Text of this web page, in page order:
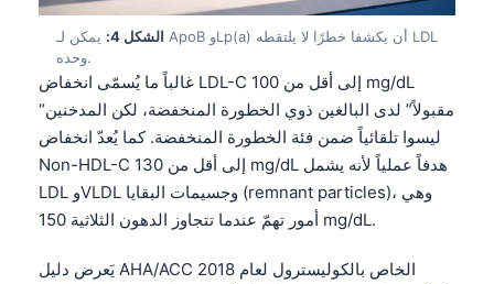
الشكل 4:
يمكن لـ ApoB وLp(a) أن يكشفا خطرًا لا يلتقطه LDL
وحده.
غالباً ما يُسمّى انخفاض LDL-C إلى أقل من 100 mg/dL
“مقبولاً” لدى البالغين ذوي الخطورة المنخفضة، لكن المدخنين
ليسوا تلقائياً ضمن فئة الخطورة المنخفضة. كما يُعدّ انخفاض
Non-HDL-C إلى أقل من 130 mg/dL هدفاً عملياً لأنه يشمل
LDL وVLDL وجسيمات البقايا (remnant particles)، وهي
أمور تهمّ عندما تتجاوز الدهون الثلاثية 150 mg/dL.
يَعرض دليل AHA/ACC الخاص بالكوليسترول لعام 2018